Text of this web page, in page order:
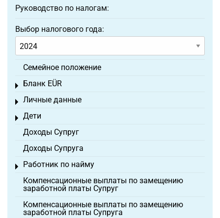
Руководство по налогам:
Выбор налогового года:
Семейное положение
Бланк EÜR
Toggle menu
Личные данные
Toggle menu
Дети
Toggle menu
Доходы Супруг
Доходы Супруга
Работник по найму
Toggle menu
Компенсационные выплаты по замещению
заработной платы Супруг
Компенсационные выплаты по замещению
заработной платы Супруга